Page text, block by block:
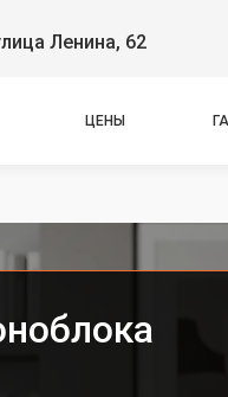
Ленина, 62
ЦЕНЫ